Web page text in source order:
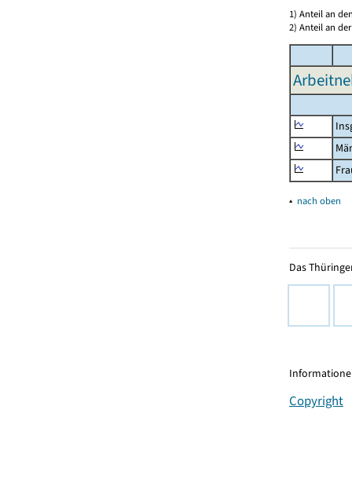
1) Anteil an
2) Anteil an
▴ nach oben
Das
Copyright